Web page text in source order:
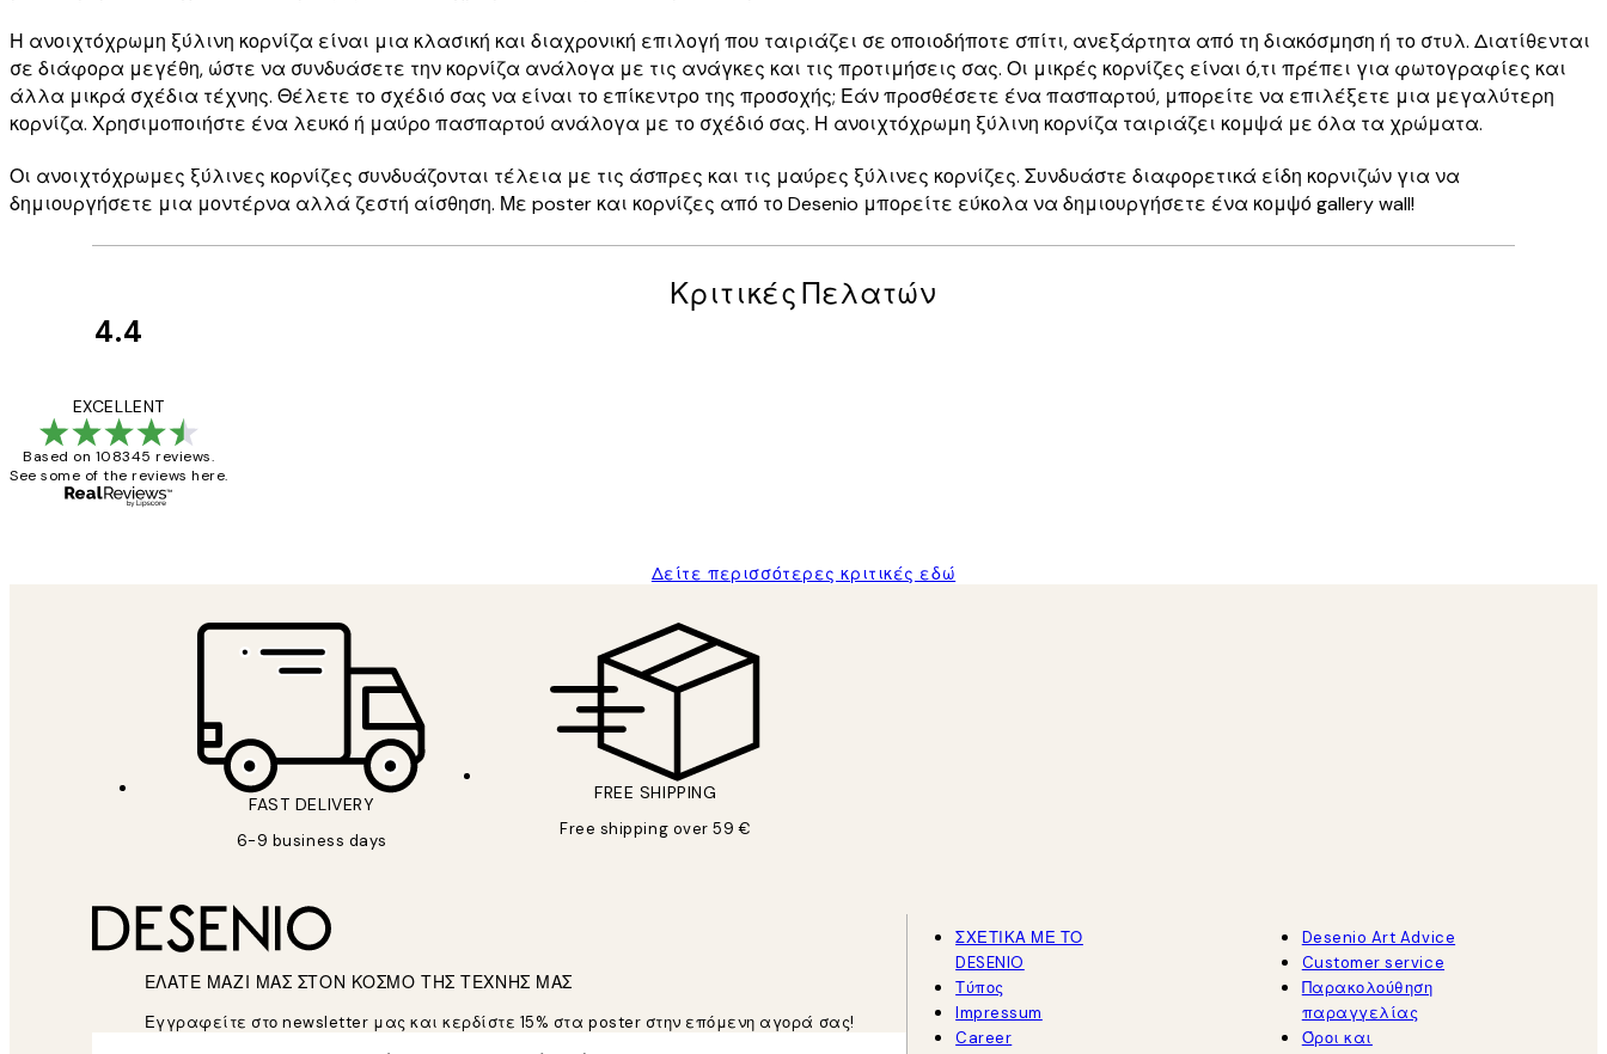
Η ανοιχτόχρωμη ξύλινη κορνίζα είναι μια κλασική και διαχρονική επιλογή που ταιριάζει σε οποιοδήποτε σπίτι, ανεξάρτητα από τη διακόσμηση ή το στυλ. Διατίθενται
σε διάφορα μεγέθη, ώστε να συνδυάσετε την κορνίζα ανάλογα με τις ανάγκες και τις προτιμήσεις σας. Οι μικρές κορνίζες είναι ό,τι πρέπει για φωτογραφίες και
άλλα μικρά σχέδια τέχνης. Θέλετε το σχέδιό σας να είναι το επίκεντρο της προσοχής; Εάν προσθέσετε ένα πασπαρτού, μπορείτε να επιλέξετε μια μεγαλύτερη
κορνίζα. Χρησιμοποιήστε ένα λευκό ή μαύρο πασπαρτού ανάλογα με το σχέδιό σας. Η ανοιχτόχρωμη ξύλινη κορνίζα ταιριάζει κομψά με όλα τα χρώματα.
Οι ανοιχτόχρωμες ξύλινες κορνίζες συνδυάζονται τέλεια με τις άσπρες και τις μαύρες ξύλινες κορνίζες. Συνδυάστε διαφορετικά είδη κορνιζών για να
δημιουργήσετε μια μοντέρνα αλλά ζεστή αίσθηση. Με poster και κορνίζες από το Desenio μπορείτε εύκολα να δημιουργήσετε ένα κομψό gallery wall!
Κριτικές Πελατών
4.4
EXCELLENT
Based on 108345 reviews.
See some of the reviews here.
Δείτε περισσότερες κριτικές εδώ
FAST DELIVERY
6-9 business days
FREE SHIPPING
Free shipping over 59 €
ΕΛΑΤΕ ΜΑΖΙ ΜΑΣ ΣΤΟΝ ΚΟΣΜΟ ΤΗΣ ΤΕΧΝΗΣ ΜΑΣ
Εγγραφείτε στο newsletter μας και κερδίστε 15% στα poster στην επόμενη αγορά σας!
ΣΧΕΤΙΚΑ ΜΕ ΤΟ
DESENIO
Τύπος
Impressum
Career
Desenio Art Advice
Customer service
Παρακολούθηση
παραγγελίας
Όροι και